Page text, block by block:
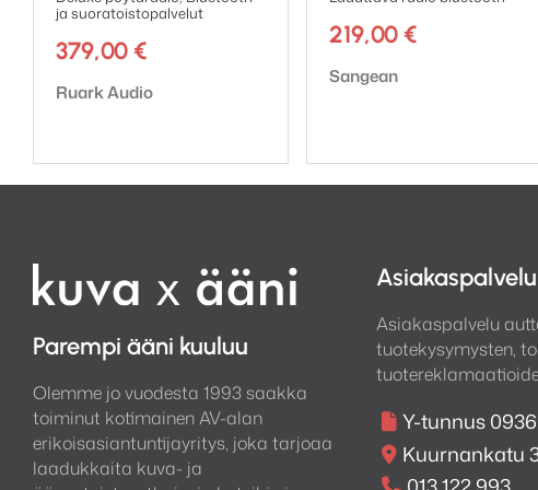
Olipa kyse musiikin
teknologian ja designin
ja suoratoistopalvelut
379,00 €
Tuotemerkki:
Ruark Audio
219,00 €
Tuotemerkki:
Sangean
Parempi ääni kuuluu
Olemme jo vuodesta 1993 saakka
toiminut kotimainen AV-alan
erikoisasiantuntijayritys, joka tarjoaa
laadukkaita kuva- ja
Asiakaspalvelu
Asiakaspalvelu
tuotekysymysten,
Y-tunnus
Kuurnankatu